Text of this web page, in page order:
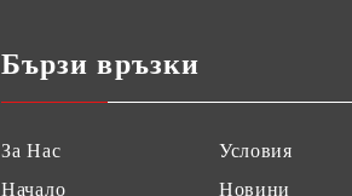
Бързи връзки
За Нас
Начало
Условия
Новини